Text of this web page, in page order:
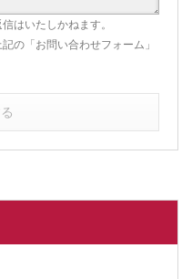
はいたしかねます。
の「お問い合わせフォーム」